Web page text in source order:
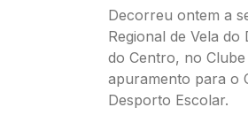
Decorreu ontem a
Regional de Vela
do Centro, no Clube
apuramento para o
Desporto Escolar.